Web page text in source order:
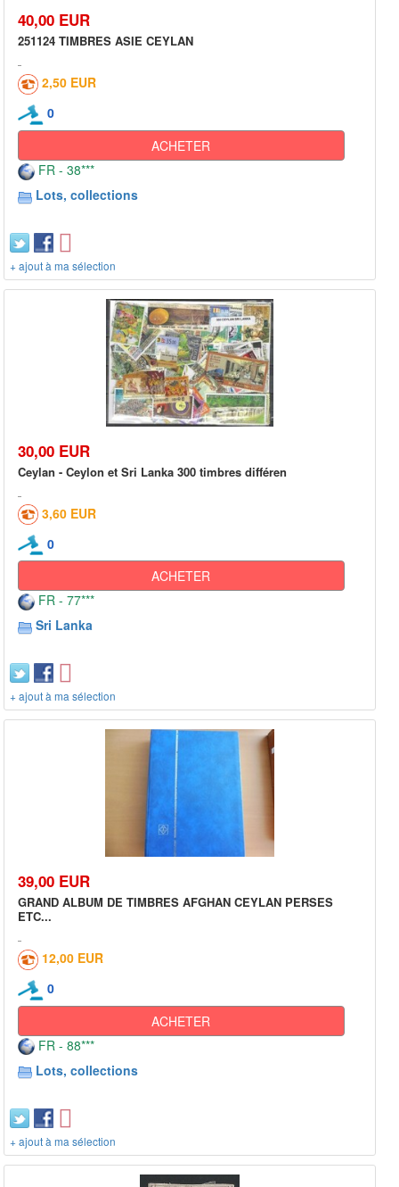
40,00 EUR
251124 TIMBRES ASIE CEYLAN
2,50 EUR
0
ACHETER
FR - 38***
Lots, collections
+ ajout à ma sélection
30,00 EUR
Ceylan - Ceylon et Sri Lanka 300 timbres différen
3,60 EUR
0
ACHETER
FR - 77***
Sri Lanka
+ ajout à ma sélection
39,00 EUR
GRAND ALBUM DE TIMBRES AFGHAN CEYLAN PERSES
ETC...
12,00 EUR
0
ACHETER
FR - 88***
Lots, collections
+ ajout à ma sélection